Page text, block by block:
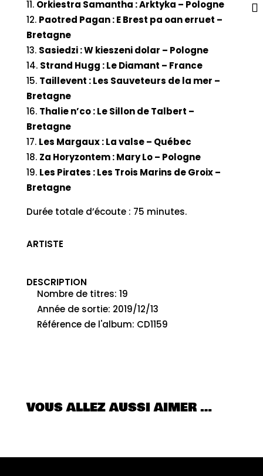
Orkiestra Samantha : Arktyka – Pologne
Paotred Pagan : E Brest pa oan erruet –
Bretagne
Sasiedzi : W kieszeni dolar – Pologne
Strand Hugg : Le Diamant – France
Taillevent : Les Sauveteurs de la mer –
Bretagne
Thalie n’co : Le Sillon de Talbert –
Bretagne
Les Margaux : La valse – Québec
Za Horyzontem : Mary Lo – Pologne
Les Pirates : Les Trois Marins de Groix –
Bretagne
Durée totale d’écoute : 75 minutes.
ARTISTE
DESCRIPTION
Nombre de titres: 19
Année de sortie: 2019/12/13
Référence de l'album: CD1159
VOUS ALLEZ AUSSI AIMER …